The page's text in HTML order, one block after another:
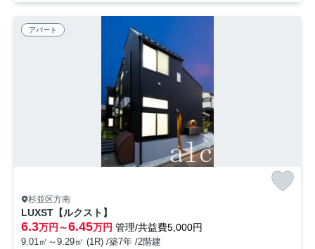
アパート
杉並区方南
LUXST【ルクスト】
6.3万円～6.45万円 管理/共益費5,000円
9.01㎡～9.29㎡ (1R) /築7年 /2階建